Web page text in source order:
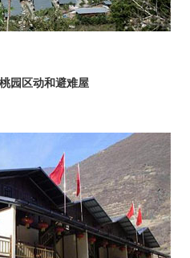
园区动和避难屋